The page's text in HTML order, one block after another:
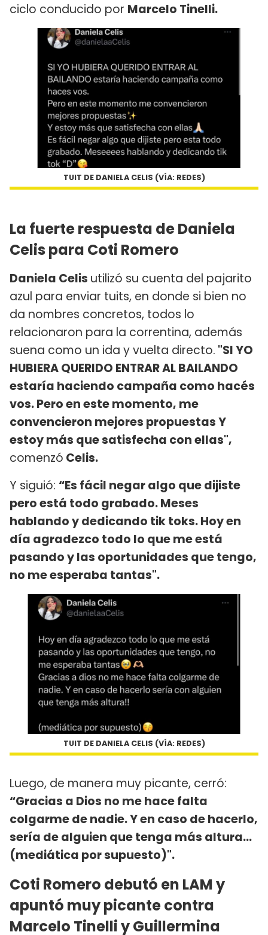
ciclo conducido por Marcelo Tinelli.
TUIT DE DANIELA CELIS (VÍA: REDES)
La fuerte respuesta de Daniela
Celis para Coti Romero
Daniela Celis utilizó su cuenta del pajarito
azul para enviar tuits, en donde si bien no
da nombres concretos, todos lo
relacionaron para la correntina, además
suena como un ida y vuelta directo. "SI YO
HUBIERA QUERIDO ENTRAR AL BAILANDO
estaría haciendo campaña como hacés
vos. Pero en este momento, me
convencieron mejores propuestas Y
estoy más que satisfecha con ellas",
comenzó Celis.
Y siguió: “Es fácil negar algo que dijiste
pero está todo grabado. Meses
hablando y dedicando tik toks. Hoy en
día agradezco todo lo que me está
pasando y las oportunidades que tengo,
no me esperaba tantas".
TUIT DE DANIELA CELIS (VÍA: REDES)
Luego, de manera muy picante, cerró:
“Gracias a Dios no me hace falta
colgarme de nadie. Y en caso de hacerlo,
sería de alguien que tenga más altura...
(mediática por supuesto)".
Coti Romero debutó en LAM y
apuntó muy picante contra
Marcelo Tinelli y Guillermina